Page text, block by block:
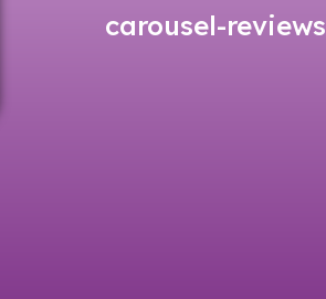
carousel-reviews